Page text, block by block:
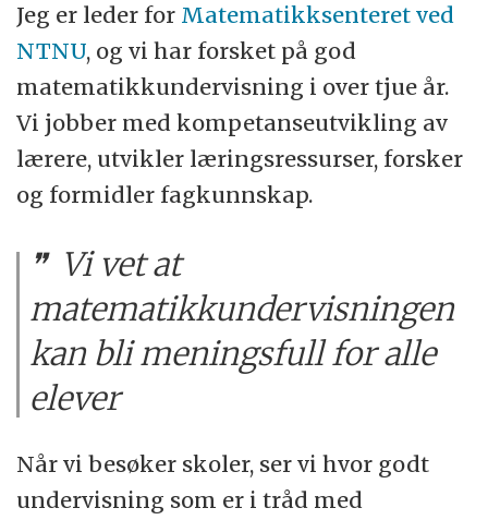
Jeg er leder for Matematikksenteret ved
NTNU, og vi har forsket på god
matematikkundervisning i over tjue år.
Vi jobber med kompetanseutvikling av
lærere, utvikler læringsressurser, forsker
og formidler fagkunnskap.
Vi vet at
matematikkundervisningen
kan bli meningsfull for alle
elever
Når vi besøker skoler, ser vi hvor godt
undervisning som er i tråd med